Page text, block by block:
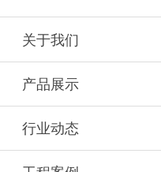
关于我们
产品展示
行业动态